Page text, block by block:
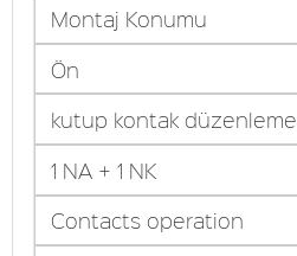
Montaj Konumu
Ön
kutup kontak düzenleme
1 NA + 1 NK
Contacts operation